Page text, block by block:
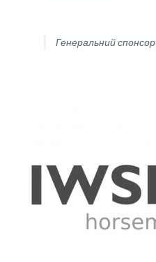
Генеральний спонсор